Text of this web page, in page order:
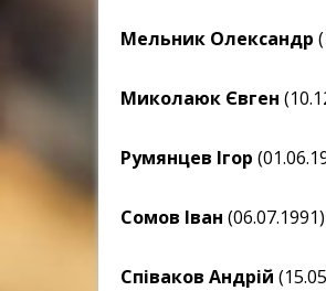
Мельник Олександр
Миколаюк Євген
Румянцев Ігор
Сомов Іван (06.07.1991)
Співаков Андрій